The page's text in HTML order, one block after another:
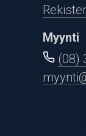
Myynti
(08)